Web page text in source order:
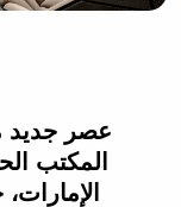
عصر جديد